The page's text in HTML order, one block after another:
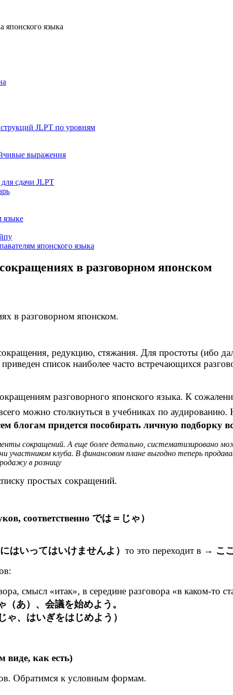
японского языка
JLPT по уровням
выражения
сдачи JLPT
языке
японского языка
в разговорном японском
в разговорном японском.
редукцию, стяжания. Для простоты (ибо
список наиболее часто встречающихся
разговорного японского языка. К
можно столкнуться в учебниках по аудированию.
блогам придется пособирать личную подборку
сокращений. А еще более детально, систематизировано
участником клуба. В финансовом плане выгодно теперь
в розницу
простых сокращений.
соответственно では＝じゃ）
はいってはいけませんよ） то это переходит в → こ
смысл «итак», в середине разговора «в каком-то
あ）、会議を始めよう。
、はいぎをはじめよう）
виде, как есть)
Обратимся к условным формам.